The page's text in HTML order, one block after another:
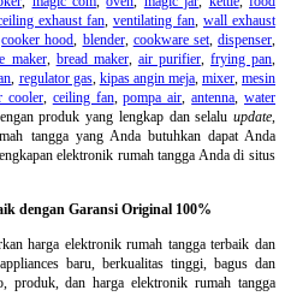
exhaust fan, ventilating fan, wall exhaust
cooker hood, blender, cookware set,dispenser,
maker, bread maker, air purifier, frying pan,
, regulator gas, kipas angin meja, mixer,mesin
cooler, ceiling fan,pompa air,antenna,water
produk yang lengkap dan selalu update,
tangga yang Anda butuhkan dapat Anda
elektronik rumah tangga Anda di situs
dengan Garansi Original 100%
harga elektronik rumah tangga terbaik dan
baru, berkualitas tinggi, bagus dan
produk, dan harga elektronik rumah tangga